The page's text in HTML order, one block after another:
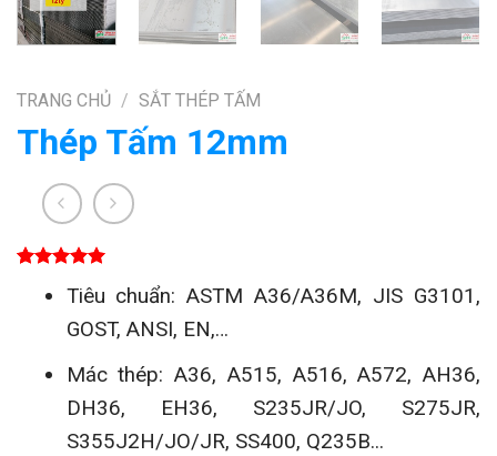
TRANG CHỦ / SẮT THÉP TẤM
Thép Tấm 12mm
dựa trênTiêu chuẩn: ASTM A36/A36M, JIS G3101,
GOST, ANSI, EN,…
Mác thép: A36, A515, A516, A572, AH36,
DH36, EH36, S235JR/JO, S275JR,
S355J2H/JO/JR, SS400, Q235B...